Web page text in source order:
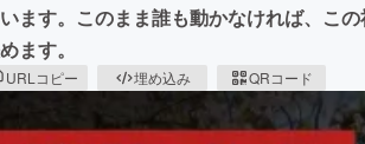
ます。このまま誰も動かなければ、こ
ます。
URLコピー 埋め込み QRコード